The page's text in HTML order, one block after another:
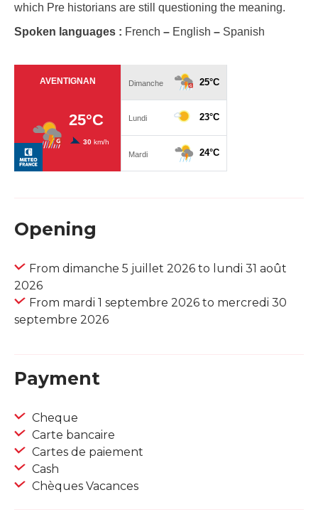
which Pre historians are still questioning the meaning.
Spoken languages : French – English – Spanish
Opening
From dimanche 5 juillet 2026 to lundi 31 août
2026
From mardi 1 septembre 2026 to mercredi 30
septembre 2026
Payment
Cheque
Carte bancaire
Cartes de paiement
Cash
Chèques Vacances